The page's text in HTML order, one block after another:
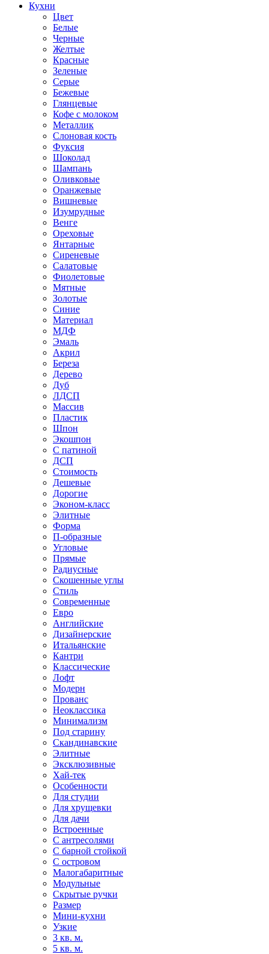
Кухни
Цвет
Белые
Черные
Желтые
Красные
Зеленые
Серые
Бежевые
Глянцевые
Кофе с молоком
Металлик
Слоновая кость
Фуксия
Шоколад
Шампань
Оливковые
Оранжевые
Вишневые
Изумрудные
Венге
Ореховые
Янтарные
Сиреневые
Салатовые
Фиолетовые
Мятные
Золотые
Синие
Материал
МДФ
Эмаль
Акрил
Береза
Дерево
Дуб
ЛДСП
Массив
Пластик
Шпон
Экошпон
С патиной
ДСП
Стоимость
Дешевые
Дорогие
Эконом-класс
Элитные
Форма
П-образные
Угловые
Прямые
Радиусные
Скошенные углы
Стиль
Современные
Евро
Английские
Дизайнерские
Итальянские
Кантри
Классические
Лофт
Модерн
Прованс
Неоклассика
Минимализм
Под старину
Скандинавские
Элитные
Эксклюзивные
Хай-тек
Особенности
Для студии
Для хрущевки
Для дачи
Встроенные
С антресолями
С барной стойкой
С островом
Малогабаритные
Модульные
Скрытые ручки
Размер
Мини-кухни
Узкие
3 кв. м.
5 кв. м.